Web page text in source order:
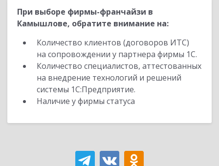
При выборе фирмы-франчайзи в
Камышлове, обратите внимание на:
Количество клиентов (договоров ИТС)
на сопровождении у партнера фирмы 1С.
Количество специалистов, аттестованных
на внедрение технологий и решений
системы 1С:Предприятие.
Наличие у фирмы статуса